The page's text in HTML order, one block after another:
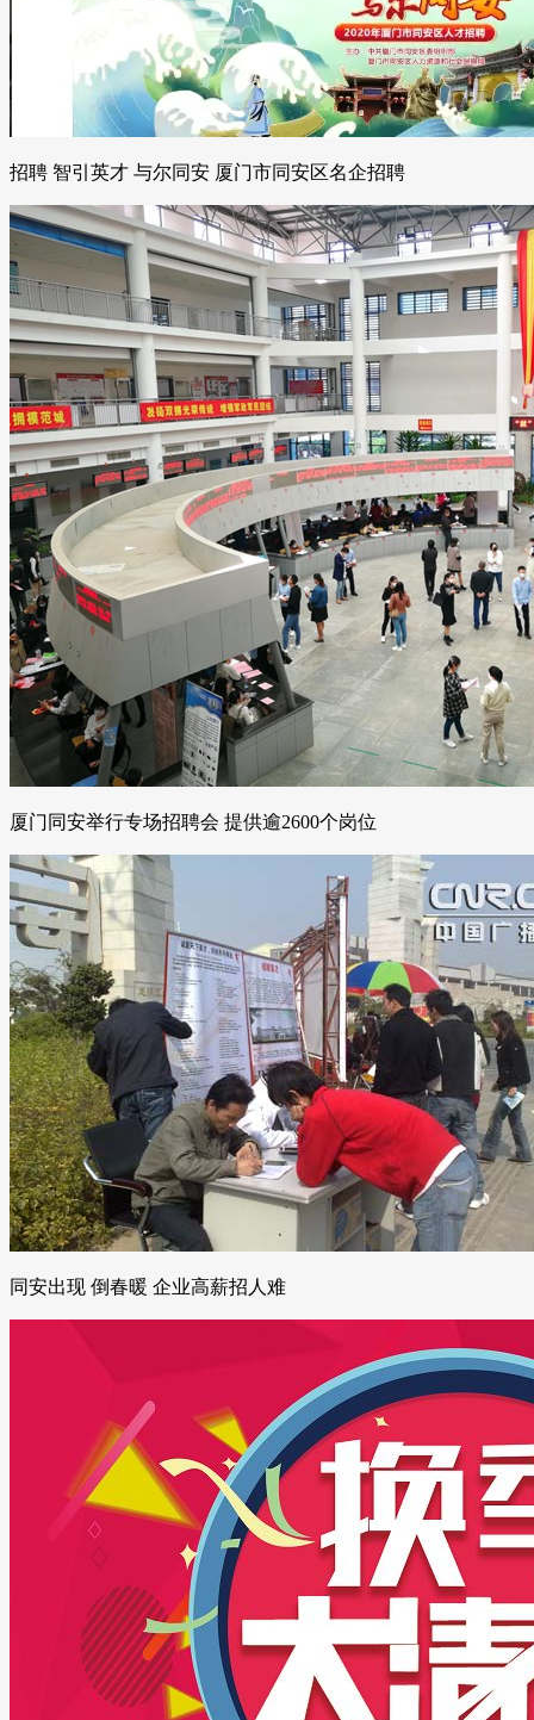
招聘 智引英才 与尔同安 厦门市同安区名企招聘
厦门同安举行专场招聘会 提供逾2600个岗位
同安出现 倒春暖 企业高薪招人难